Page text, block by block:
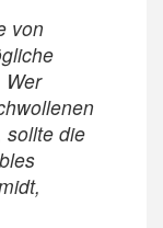
von
Wer
sollte die